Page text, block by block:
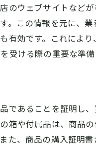
意点
のウェブサイトなど
。この情報を元に、
有効です。これによ
ける際の重要な準備
であることを証明し
や付属品は、商品の
た、商品の購入証明